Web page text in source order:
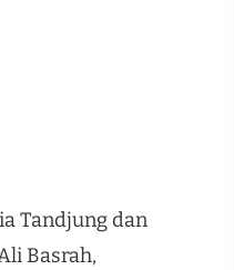
Tandjung dan
Basrah,